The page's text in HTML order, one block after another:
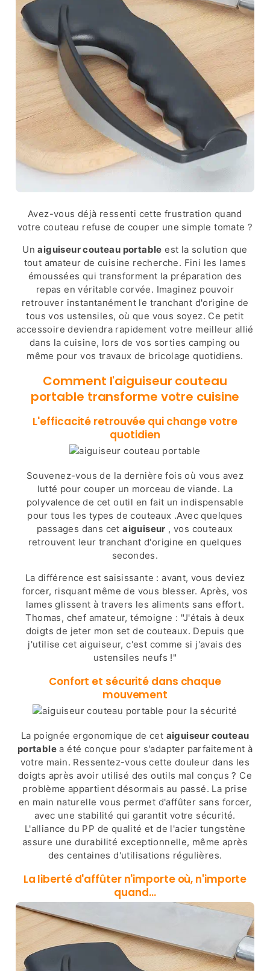
Avez-vous déjà ressenti cette frustration quand
votre couteau refuse de couper une simple tomate ?
Unaiguiseur couteau portable est la solution que
tout amateur de cuisine recherche. Fini les lames
émoussées qui transforment la préparation des
repas en véritable corvée. Imaginez pouvoir
retrouver instantanément le tranchant d'origine de
tous vos ustensiles, où que vous soyez. Ce petit
accessoire deviendra rapidement votre meilleur allié
dans la cuisine, lors de vos sorties camping ou
même pour vos travaux de bricolage quotidiens.
Comment l'aiguiseur couteau
portable transforme votre cuisine
L'efficacité retrouvée qui change votre
quotidien
Souvenez-vous de la dernière fois où vous avez
lutté pour couper un morceau de viande. La
polyvalence de cet outil en fait un indispensable
pour tous les types de couteaux .Avec quelques
passages dans cetaiguiseur , vos couteaux
retrouvent leur tranchant d'origine en quelques
secondes.
La différence est saisissante : avant, vous deviez
forcer, risquant même de vous blesser. Après, vos
lames glissent à travers les aliments sans effort.
Thomas, chef amateur, témoigne : "J'étais à deux
doigts de jeter mon set de couteaux. Depuis que
j'utilise cet aiguiseur, c'est comme si j'avais des
ustensiles neufs !"
Confort et sécurité dans chaque
mouvement
La poignée ergonomique de cet aiguiseur couteau
portable a été conçue pour s'adapter parfaitement à
votre main. Ressentez-vous cette douleur dans les
doigts après avoir utilisé des outils mal conçus ? Ce
problème appartient désormais au passé. La prise
en main naturelle vous permet d'affûter sans forcer,
avec une stabilité qui garantit votre sécurité.
L'alliance du PP de qualité et de l'acier tungstène
assure une durabilité exceptionnelle, même après
des centaines d'utilisations régulières.
La liberté d'affûter n'importe où, n'importe
quand…